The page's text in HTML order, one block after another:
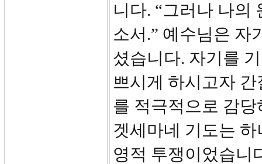
니다. “그러나 나의
소서.” 예수님은 자
셨습니다. 자기를
쁘시게 하시고자
를 적극적으로 감
겟세마네 기도는
영적 투쟁이었습니